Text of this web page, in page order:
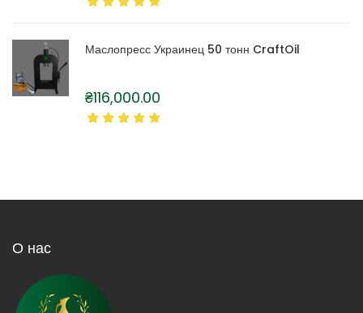
Маслопресс Украинец 50 тонн CraftOil
₴116,000.00
О нас